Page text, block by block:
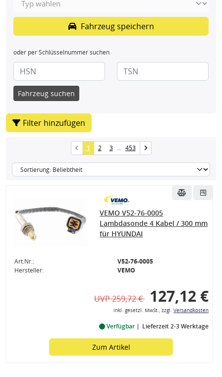
Fahrzeug speichern
oder per Schlüsselnummer suchen
Fahrzeug suchen
Filter hinzufügen
1 2 3 ... 453
VEMO V52-76-0005
Lambdasonde 4 Kabel / 300 mm
für HYUNDAI
Art.Nr.:
V52-76-0005
Hersteller:
VEMO
UVP 259,72 € 127,12 €
inkl. gesetzl. MwSt., zzgl. Versandkosten
Verfügbar Lieferzeit 2-3 Werktage
Zum Artikel